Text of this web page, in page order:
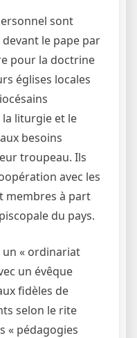
sont
le pape par
pour la doctrine
églises locales
liturgie et le
besoins
troupeau. Ils
avec les
membres à part
du pays.
un « ordinariat
un évêque
fidèles de
selon le rite
« pédagogies